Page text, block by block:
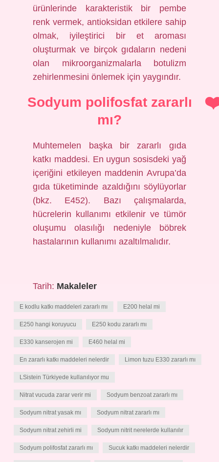
ürünlerinde karakteristik bir pembe
renk vermek, antioksidan etkilere sahip
olmak, iyileştirici bir et aroması
oluşturmak ve birçok gıdaların nedeni
olan mikroorganizmalarla botulizm
zehirlenmesini önlemek için yaygındır.
Sodyum polifosfat zararlı
mı?
Muhtemelen başka bir zararlı gıda
katkı maddesi. En uygun sosisdeki yağ
içeriğini etkileyen maddenin Avrupa’da
gıda tüketiminde azaldığını söylüyorlar
(bkz. E452). Bazı çalışmalarda,
hücrelerin kullanımı etkilenir ve tümör
oluşumu olasılığı nedeniyle böbrek
hastalarının kullanımı azaltılmalıdır.
Tarih: Makaleler
E kodlu katkı maddeleri zararlı mı E200 helal mi
E250 hangi koruyucu E250 kodu zararlı mı
E330 kanserojen mi E460 helal mi
En zararlı katkı maddeleri nelerdir Limon tuzu E330 zararlı mı
LSistein Türkiyede kullanılıyor mu
Nitrat vucuda zarar verir mi Sodyum benzoat zararlı mı
Sodyum nitrat yasak mı Sodyum nitrat zararlı mı
Sodyum nitrat zehirli mi Sodyum nitrit nerelerde kullanılır
Sodyum polifosfat zararlı mı Sucuk katkı maddeleri nelerdir